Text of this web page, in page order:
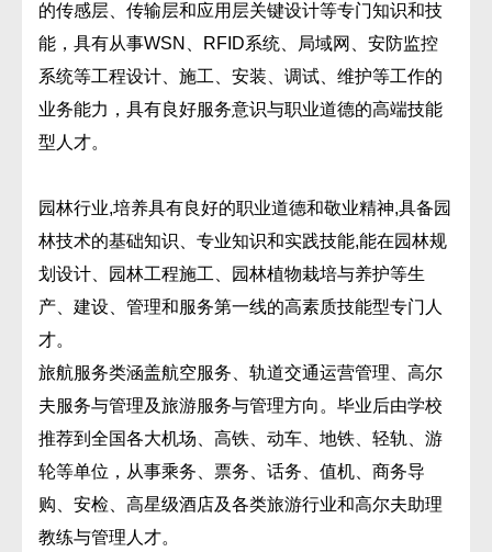
的传感层、传输层和应用层关键设计等专门知识和技
能，具有从事WSN、RFID系统、局域网、安防监控
系统等工程设计、施工、安装、调试、维护等工作的
业务能力，具有良好服务意识与职业道德的高端技能
型人才。
园林行业,培养具有良好的职业道德和敬业精神,具备园
林技术的基础知识、专业知识和实践技能,能在园林规
划设计、园林工程施工、园林植物栽培与养护等生
产、建设、管理和服务第一线的高素质技能型专门人
才。
旅航服务类涵盖航空服务、轨道交通运营管理、高尔
夫服务与管理及旅游服务与管理方向。毕业后由学校
推荐到全国各大机场、高铁、动车、地铁、轻轨、游
轮等单位，从事乘务、票务、话务、值机、商务导
购、安检、高星级酒店及各类旅游行业和高尔夫助理
教练与管理人才。